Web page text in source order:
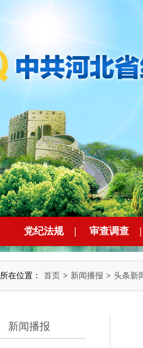
党纪法规 | 审查调查 |
所在位置： 首页 > 新闻播报 > 头条新
新闻播报